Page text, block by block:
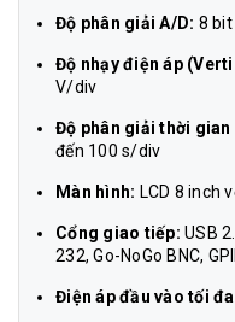
Độ phân giải A/D: 8 bit
Độ nhạy điện áp
V/div
Độ phân giải thời
đến 100 s/div
Màn hình: LCD 8 inch
Cổng giao tiếp: USB
232, Go-NoGo BNC,
Điện áp đầu vào tối